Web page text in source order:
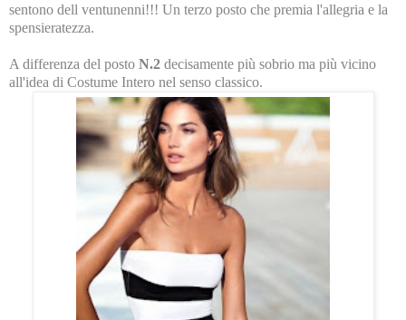
sentono dell ventunenni!!! Un terzo posto che premia l'allegria e la
spensieratezza.
A differenza del posto N.2 decisamente più sobrio ma più vicino
all'idea di Costume Intero nel senso classico.